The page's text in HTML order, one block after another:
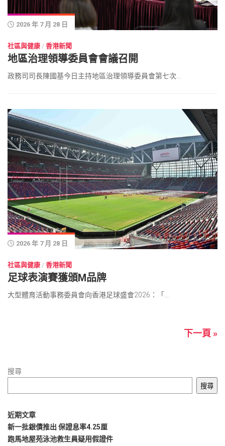
2026 年 7 月 28 日
社區與健康 / 香港新聞
地區治理領導委員會會議召開
政務司司長陳國基今日主持地區治理領導委員會第七次...
2026 年 7 月 28 日
社區與健康 / 香港新聞
足球表演賽獲頒M品牌
大型體育活動事務委員會向香港足球盛會2026：「...
下一頁 »
搜尋
搜尋
近期文章
新一批銀債推出 保證息率4.25厘
跑馬地屋苑泳池救生員疑用假證件